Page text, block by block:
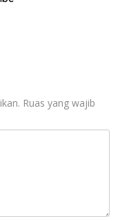
Ruas yang wajib